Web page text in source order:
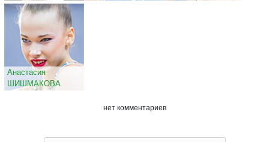
Анастасия
ШИШМАКОВА
нет комментариев